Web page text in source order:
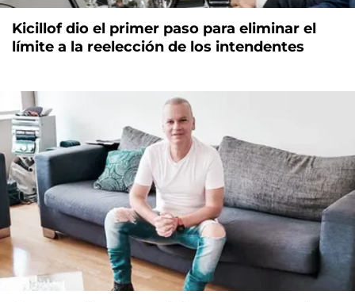
Kicillof dio el primer paso para eliminar el
límite a la reelección de los intendentes